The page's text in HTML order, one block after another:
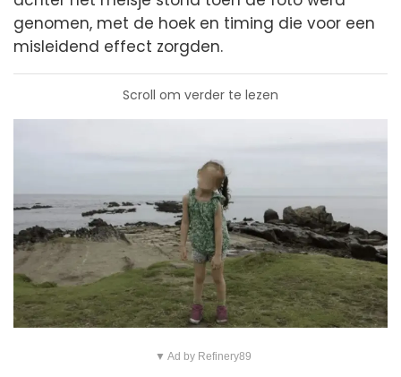
genomen, met de hoek en timing die voor een
misleidend effect zorgden.
Scroll om verder te lezen
▼ Ad by Refinery89